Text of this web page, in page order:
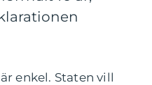
enkel. Staten vill